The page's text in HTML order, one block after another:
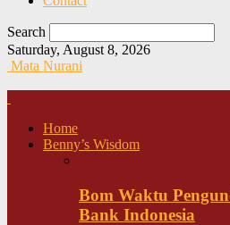
Search
Saturday, August 8, 2026
Mata Nurani
Home
Benny’s Wisdom
Bom Waktu
Bank Indonesia